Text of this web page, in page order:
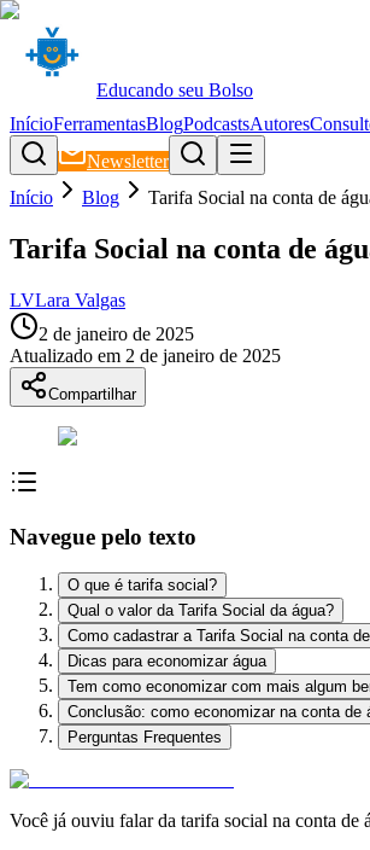
Educando seu Bolso
InícioFerramentasBlogPodcastsAutores
Newsletter
Início
Blog Tarifa Social na conta de
Tarifa Social na conta de
LVLara Valgas
2 de janeiro de 2025
Atualizado em 2 de janeiro de 2025
Compartilhar
Navegue pelo texto
O que é tarifa social?
Qual o valor da Tarifa Social da água?
Como cadastrar a Tarifa Social na conta
Dicas para economizar água
Tem como economizar com mais algum
Conclusão: como economizar na conta de
Perguntas Frequentes
Você já ouviu falar da tarifa social na conta de